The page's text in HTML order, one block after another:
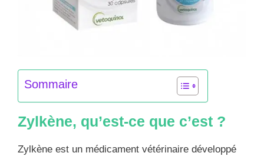
Sommaire
Zylkène, qu’est-ce que c’est ?
Zylkène est un médicament vétérinaire développé